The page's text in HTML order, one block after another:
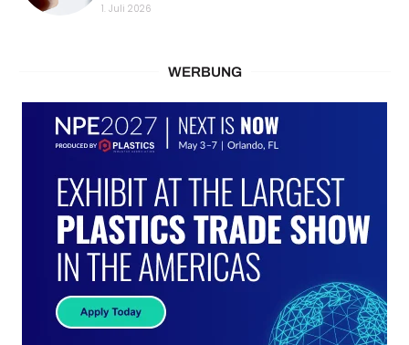
1. Juli 2026
WERBUNG